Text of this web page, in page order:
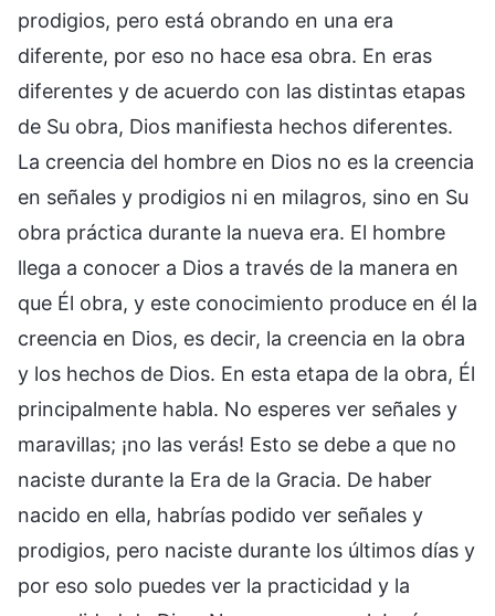
prodigios, pero está obrando en una era
diferente, por eso no hace esa obra. En eras
diferentes y de acuerdo con las distintas etapas
de Su obra, Dios manifiesta hechos diferentes.
La creencia del hombre en Dios no es la creencia
en señales y prodigios ni en milagros, sino en Su
obra práctica durante la nueva era. El hombre
llega a conocer a Dios a través de la manera en
que Él obra, y este conocimiento produce en él la
creencia en Dios, es decir, la creencia en la obra
y los hechos de Dios. En esta etapa de la obra, Él
principalmente habla. No esperes ver señales y
maravillas; ¡no las verás! Esto se debe a que no
naciste durante la Era de la Gracia. De haber
nacido en ella, habrías podido ver señales y
prodigios, pero naciste durante los últimos días y
por eso solo puedes ver la practicidad y la